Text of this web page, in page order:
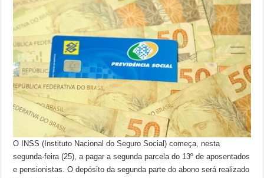
O INSS (Instituto Nacional do Seguro Social) começa, nesta
segunda-feira (25), a pagar a segunda parcela do 13º de aposentados
e pensionistas. O depósito da segunda parte do abono será realizado